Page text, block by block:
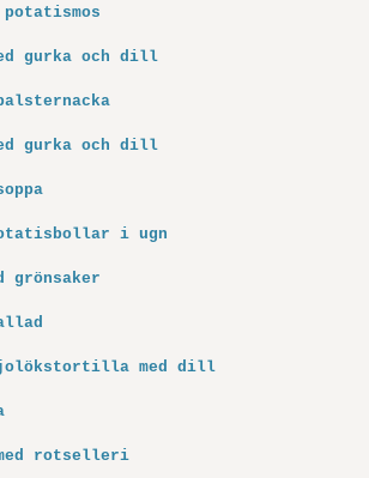
gurka och dill
gurka och dill
i ugn
grönsaker
med dill
rotselleri